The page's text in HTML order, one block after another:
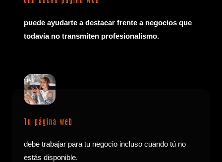
puede ayudarte a destacar frente a negocios que
todavía no transmiten profesionalismo.
Tu página web
debe trabajar para tu negocio incluso cuando tú no
estás disponible.